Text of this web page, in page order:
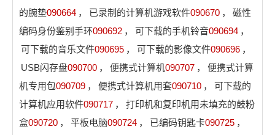
的腕垫090664 ， 已录制的计算机游戏软件090670 ，
磁性
编码身份鉴别手环090692 ， 可下载的手机铃音090694 ，
可下载的音乐文件090695 ， 可下载的影像文件090696 ，
USB闪存盘090700 ， 便携式计算机090707 ，
便携式计算
机专用包090709 ， 便携式计算机用套090710 ，
可下载的
计算机应用软件090717 ，
打印机和复印机用未填充的鼓粉
盒090720 ， 平板电脑090724 ， 已编码钥匙卡090725 ，